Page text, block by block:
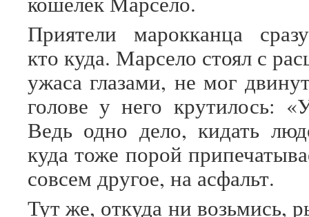
Приятели марокканца
кто куда. Марсело стоял с
ужаса глазами, не мог
голове у него крутилось:
Ведь одно дело, кидать
куда тоже порой
совсем другое, на асфальт.
Тут же, откуда ни возьмись,